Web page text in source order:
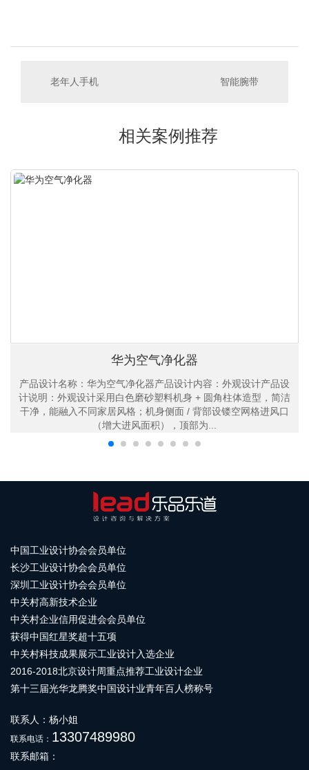
老年人手机 智能腕带
相关案例推荐
华为空气净化器
产品设计名称：华为空气净化器产品设计内容：外观设计产品设
计说明：外观设计采用白色磨砂塑料机身 + 圆角柱体造型，简洁
干净，能融入不同家居风格；机身侧面 / 背部设镂空网格进风口
（增大进风面积），顶部为...
中国工业设计协会会员单位
长沙工业设计协会会员单位
深圳工业设计协会会员单位
中关村高新技术企业
中关村企业信用促进会会员单位
获得中国红星奖超十五项
中关村科技成果展示工业设计入选企业
2016-2018北京设计周重点推荐工业设计企业
第十三届光华龙腾奖中国设计业青年百人榜称号
联系人：杨小姐
联系电话： 13307489980
联系邮箱：